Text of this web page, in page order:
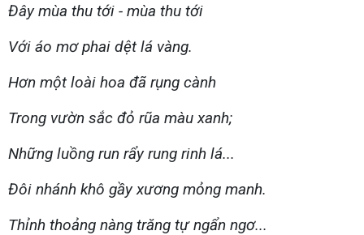
Đây mùa thu tới - mùa thu tới
Với áo mơ phai dệt lá vàng.
Hơn một loài hoa đã rụng cành
Trong vườn sắc đỏ rũa màu xanh;
Những luồng run rẩy rung rinh lá...
Đôi nhánh khô gầy xương mỏng manh.
Thỉnh thoảng nàng trăng tự ngẩn ngơ...